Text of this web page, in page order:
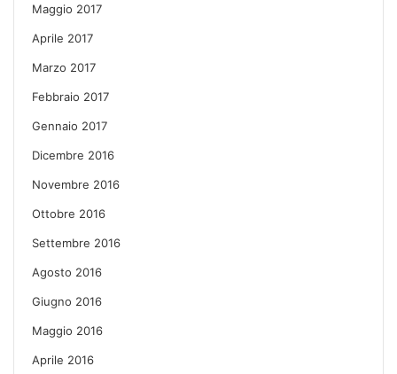
Maggio 2017
Aprile 2017
Marzo 2017
Febbraio 2017
Gennaio 2017
Dicembre 2016
Novembre 2016
Ottobre 2016
Settembre 2016
Agosto 2016
Giugno 2016
Maggio 2016
Aprile 2016